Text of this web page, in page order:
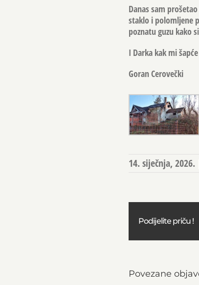
Danas sam
staklo i polomljene
poznatu guzu kako
I Darka kak mi
Goran Cerovečki
14. siječnja, 2026.
Podijelite priču !
Povezane